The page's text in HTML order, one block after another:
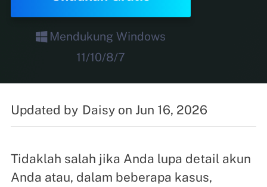
Mendukung Windows
11/10/8/7
Updated by Daisyon Jun 16, 2026
Tidaklah salah jika Anda lupa detail akun
Anda atau, dalam beberapa kasus,